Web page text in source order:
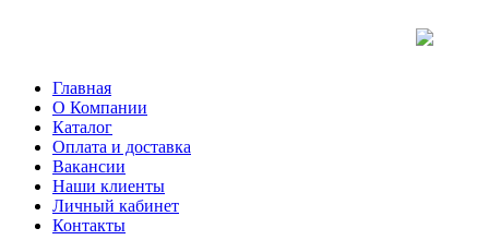
Главная
О Компании
Каталог
Оплата и доставка
Вакансии
Наши клиенты
Личный кабинет
Контакты